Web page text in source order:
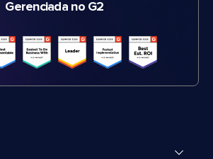
Gerenciada no G2